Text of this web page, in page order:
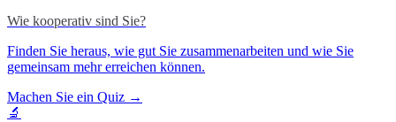
Wie kooperativ sind Sie?
Finden Sie heraus, wie gut Sie zusammenarbeiten und wie Sie
gemeinsam mehr erreichen können.
Machen Sie ein Quiz →
🔬